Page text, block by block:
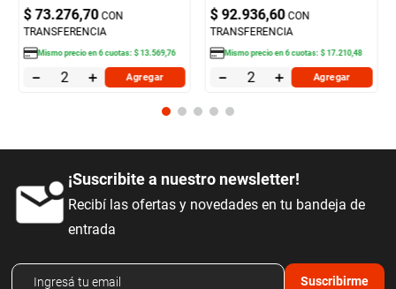
$ 73.276,70 CON
TRANSFERENCIA
Mismo precio en6cuotas:$ 13.569,76
＋
－ Agregar
$ 92.936,60 CON
TRANSFERENCIA
Mismo precio en6cuotas:$ 17.210,48
＋
－ Agregar
¡Suscribite a nuestro newsletter!
Recibí las ofertas y novedades en tu bandeja de
entrada
Suscribirme